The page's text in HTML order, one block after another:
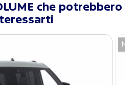
che potrebbero